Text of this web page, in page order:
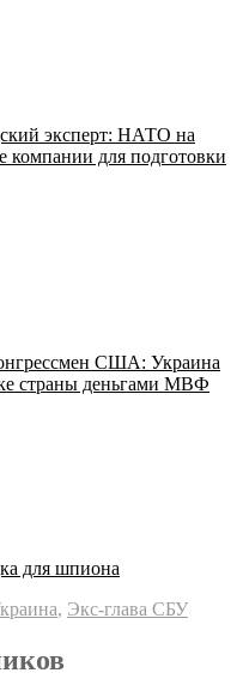
эксперт: НАТО на
компании для подготовки
США: Украина
страны деньгами МВФ
для шпиона
, Экс-глава СБУ